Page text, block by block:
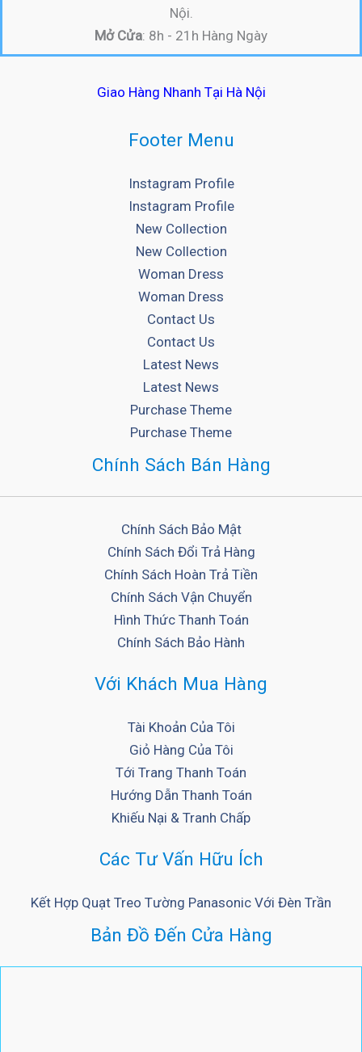
Nội.
Mở Cửa: 8h - 21h Hàng Ngày
Giao Hàng Nhanh Tại Hà Nội
Footer Menu
Instagram Profile
Instagram Profile
New Collection
New Collection
Woman Dress
Woman Dress
Contact Us
Contact Us
Latest News
Latest News
Purchase Theme
Purchase Theme
Chính Sách Bán Hàng
Chính Sách Bảo Mật
Chính Sách Đổi Trả Hàng
Chính Sách Hoàn Trả Tiền
Chính Sách Vận Chuyển
Hình Thức Thanh Toán
Chính Sách Bảo Hành
Với Khách Mua Hàng
Tài Khoản Của Tôi
Giỏ Hàng Của Tôi
Tới Trang Thanh Toán
Hướng Dẫn Thanh Toán
Khiếu Nại & Tranh Chấp
Các Tư Vấn Hữu Ích
Kết Hợp Quạt Treo Tường Panasonic Với Đèn Trần
Bản Đồ Đến Cửa Hàng